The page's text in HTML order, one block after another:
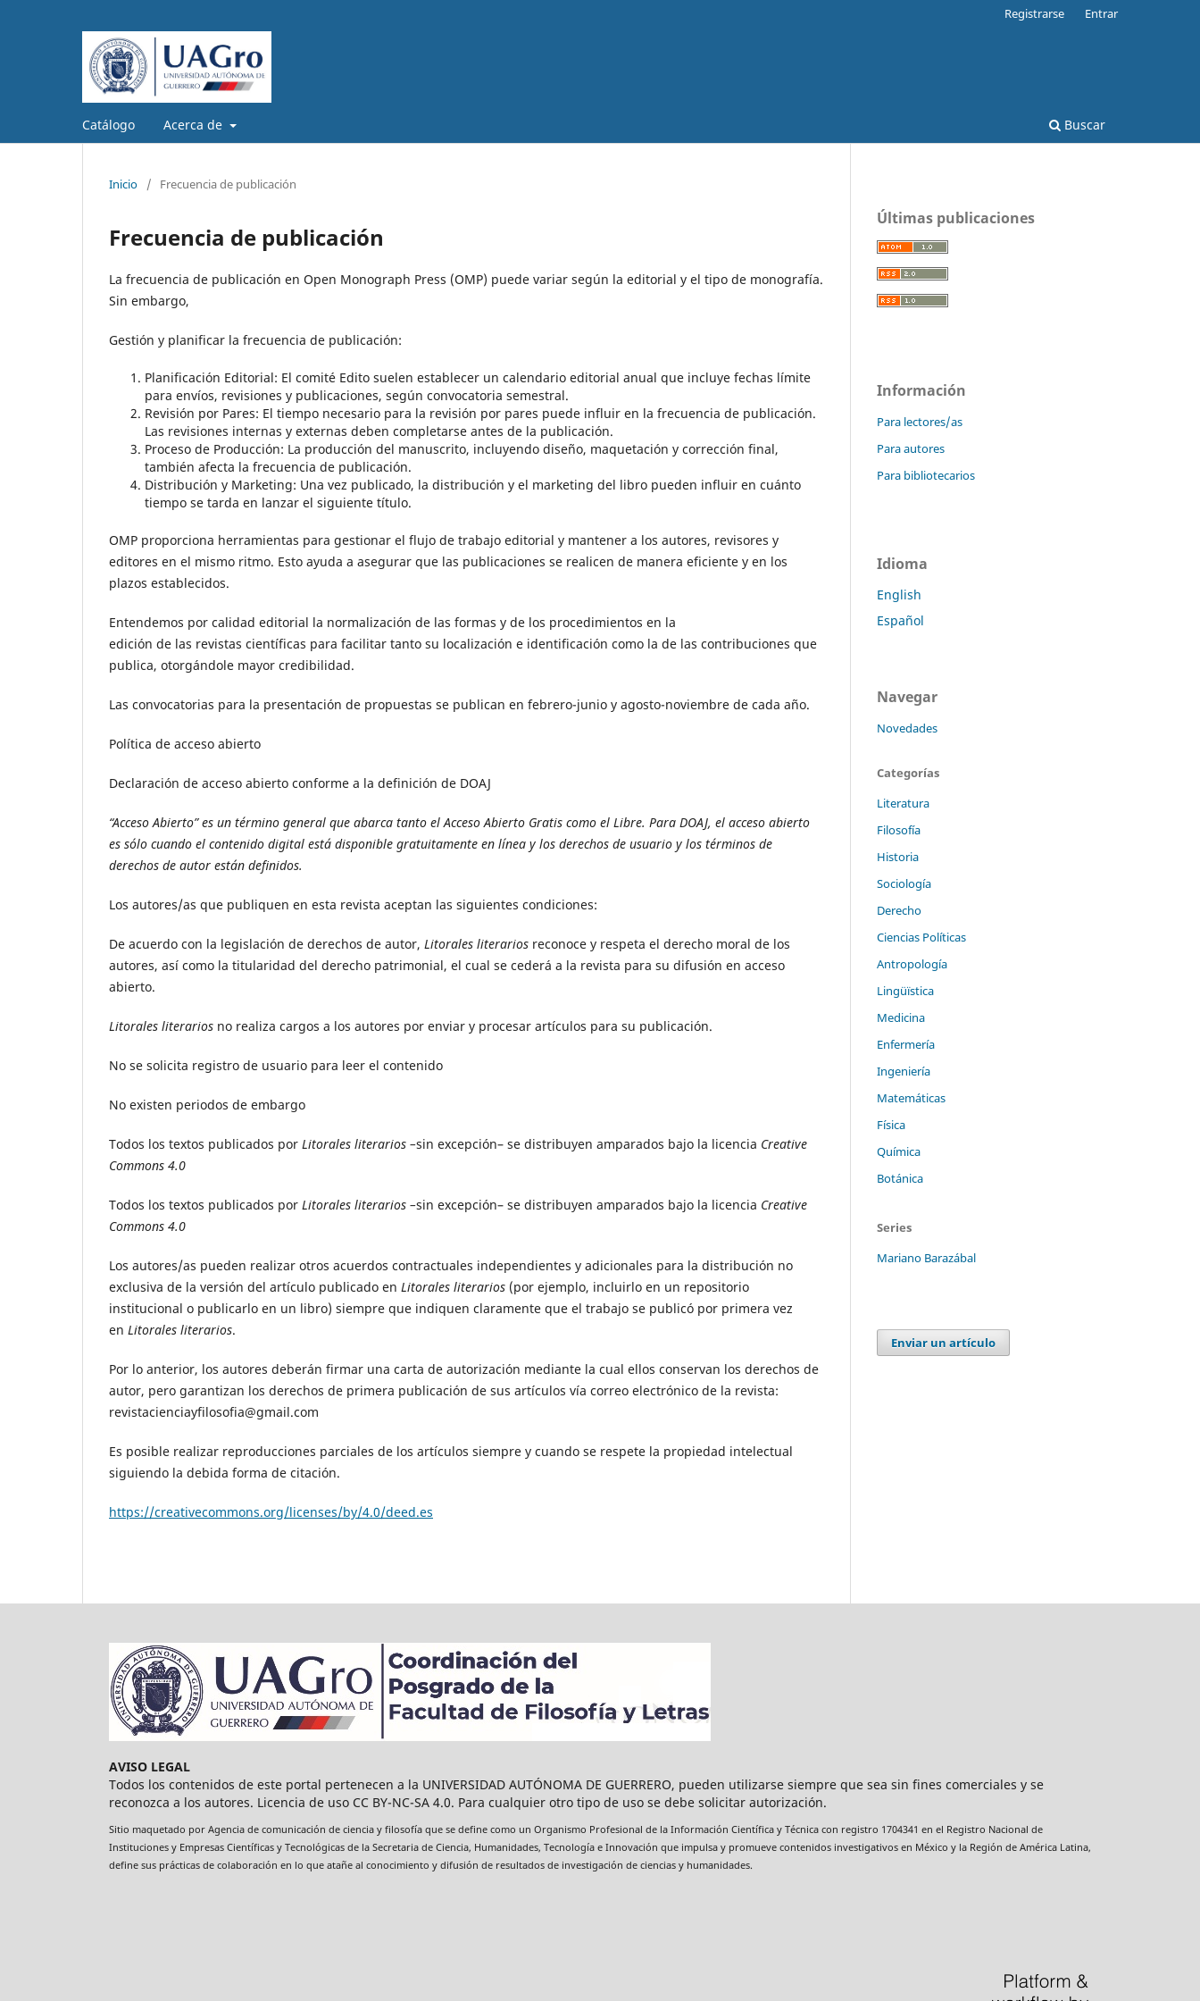
Catálogo Acerca de Buscar
Registrarse Entrar
Inicio / Frecuencia de publicación
Frecuencia de publicación
La frecuencia de publicación en Open Monograph Press (OMP) puede variar según la editorial y el tipo de monografía.
Sin embargo,
Gestión y planificar la frecuencia de publicación:
Planificación Editorial: El comité Edito suelen establecer un calendario editorial anual que incluye fechas límite
para envíos, revisiones y publicaciones, según convocatoria semestral.
Revisión por Pares: El tiempo necesario para la revisión por pares puede influir en la frecuencia de publicación.
Las revisiones internas y externas deben completarse antes de la publicación.
Proceso de Producción: La producción del manuscrito, incluyendo diseño, maquetación y corrección final,
también afecta la frecuencia de publicación.
Distribución y Marketing: Una vez publicado, la distribución y el marketing del libro pueden influir en cuánto
tiempo se tarda en lanzar el siguiente título.
OMP proporciona herramientas para gestionar el flujo de trabajo editorial y mantener a los autores, revisores y
editores en el mismo ritmo. Esto ayuda a asegurar que las publicaciones se realicen de manera eficiente y en los
plazos establecidos.
Entendemos por calidad editorial la normalización de las formas y de los procedimientos en la
edición de las revistas científicas para facilitar tanto su localización e identificación como la de las contribuciones que
publica, otorgándole mayor credibilidad.
Las convocatorias para la presentación de propuestas se publican en febrero-junio y agosto-noviembre de cada año.
Política de acceso abierto
Declaración de acceso abierto conforme a la definición de DOAJ
“Acceso Abierto” es un término general que abarca tanto el Acceso Abierto Gratis como el Libre. Para DOAJ, el acceso abierto
es sólo cuando el contenido digital está disponible gratuitamente en línea y los derechos de usuario y los términos de
derechos de autor están definidos.
Los autores/as que publiquen en esta revista aceptan las siguientes condiciones:
De acuerdo con la legislación de derechos de autor, Litorales literarios reconoce y respeta el derecho moral de los
autores, así como la titularidad del derecho patrimonial, el cual se cederá a la revista para su difusión en acceso
abierto.
Litorales literarios no realiza cargos a los autores por enviar y procesar artículos para su publicación.
No se solicita registro de usuario para leer el contenido
No existen periodos de embargo
Todos los textos publicados por Litorales literarios –sin excepción– se distribuyen amparados bajo la licencia Creative
Commons 4.0
Todos los textos publicados por Litorales literarios –sin excepción– se distribuyen amparados bajo la licencia Creative
Commons 4.0
Los autores/as pueden realizar otros acuerdos contractuales independientes y adicionales para la distribución no
exclusiva de la versión del artículo publicado en Litorales literarios (por ejemplo, incluirlo en un repositorio
institucional o publicarlo en un libro) siempre que indiquen claramente que el trabajo se publicó por primera vez
en Litorales literarios.
Por lo anterior, los autores deberán firmar una carta de autorización mediante la cual ellos conservan los derechos de
autor, pero garantizan los derechos de primera publicación de sus artículos vía correo electrónico de la revista:
revistacienciayfilosofia@gmail.com
Es posible realizar reproducciones parciales de los artículos siempre y cuando se respete la propiedad intelectual
siguiendo la debida forma de citación.
https://creativecommons.org/licenses/by/4.0/deed.es
Últimas publicaciones
Información
Para lectores/as
Para autores
Para bibliotecarios
Idioma
English
Español
Navegar
Novedades
Categorías
Literatura
Filosofía
Historia
Sociología
Derecho
Ciencias Políticas
Antropología
Lingüïstica
Medicina
Enfermería
Ingeniería
Matemáticas
Física
Química
Botánica
Series
Mariano Barazábal
Enviar un artículo
AVISO LEGAL
Todos los contenidos de este portal pertenecen a la UNIVERSIDAD AUTÓNOMA DE GUERRERO, pueden utilizarse siempre que sea sin fines comerciales y se
reconozca a los autores. Licencia de uso CC BY-NC-SA 4.0. Para cualquier otro tipo de uso se debe solicitar autorización.
Sitio maquetado por Agencia de comunicación de ciencia y filosofía que se define como un Organismo Profesional de la Información Científica y Técnica con registro 1704341 en el Registro Nacional de
Instituciones y Empresas Científicas y Tecnológicas de la Secretaria de Ciencia, Humanidades, Tecnología e Innovación que impulsa y promueve contenidos investigativos en México y la Región de América Latina,
define sus prácticas de colaboración en lo que atañe al conocimiento y difusión de resultados de investigación de ciencias y humanidades.